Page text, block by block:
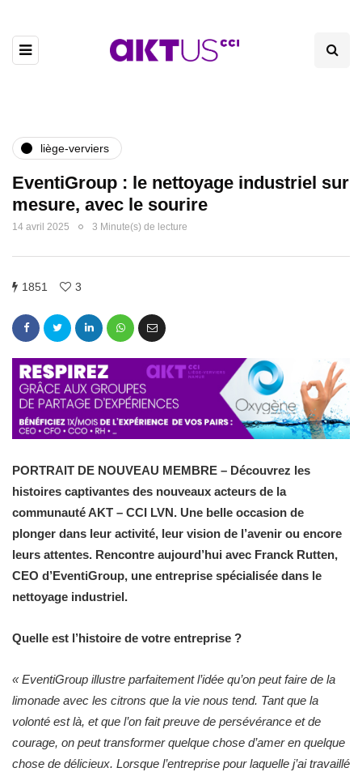
liège-verviers
EventiGroup : le nettoyage industriel sur
mesure, avec le sourire
14 avril 2025 3 Minute(s) de lecture
1851 3
PORTRAIT DE NOUVEAU MEMBRE – Découvrez les
histoires captivantes des nouveaux acteurs de la
communauté AKT – CCI LVN. Une belle occasion de
plonger dans leur activité, leur vision de l’avenir ou encore
leurs attentes. Rencontre aujourd’hui avec Franck Rutten,
CEO d’EventiGroup, une entreprise spécialisée dans le
nettoyage industriel.
Quelle est l’histoire de votre entreprise ?
« EventiGroup illustre parfaitement l’idée qu’on peut faire de la
limonade avec les citrons que la vie nous tend. Tant que la
volonté est là, et que l’on fait preuve de persévérance et de
courage, on peut transformer quelque chose d’amer en quelque
chose de délicieux. Lorsque l’entreprise pour laquelle j’ai travaillé